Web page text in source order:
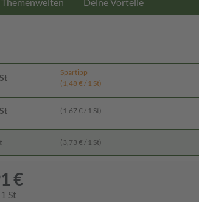
Spartipp
(1,48 € / 1 St)
(1,67 € / 1 St)
(3,73 € / 1 St)
€
St